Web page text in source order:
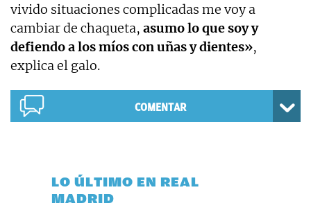
vivido situaciones complicadas me voy a
cambiar de chaqueta, asumo lo que soy y
defiendo a los míos con uñas y dientes»,
explica el galo.
COMENTAR
LO ÚLTIMO EN REAL
MADRID